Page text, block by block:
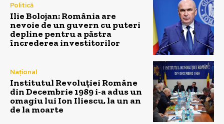
Politică
Ilie Bolojan: România are
nevoie de un guvern cu puteri
depline pentru a păstra
încrederea investitorilor
Național
Institutul Revoluției Române
din Decembrie 1989 i-a adus un
omagiu lui Ion Iliescu, la un an
de la moarte